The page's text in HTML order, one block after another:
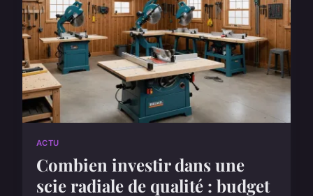
ACTU
Combien investir dans une
scie radiale de qualité : budget